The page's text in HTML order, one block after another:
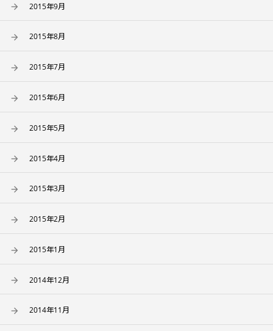
2015年9月
2015年8月
2015年7月
2015年6月
2015年5月
2015年4月
2015年3月
2015年2月
2015年1月
2014年12月
2014年11月